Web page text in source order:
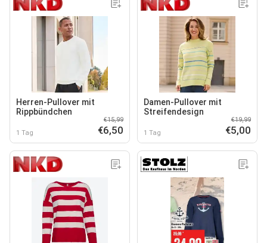
Herren-Pullover mit
Rippbündchen
1 Tag
€15,99
€6,50
Damen-Pullover mit
Streifendesign
1 Tag
€19,99
€5,00